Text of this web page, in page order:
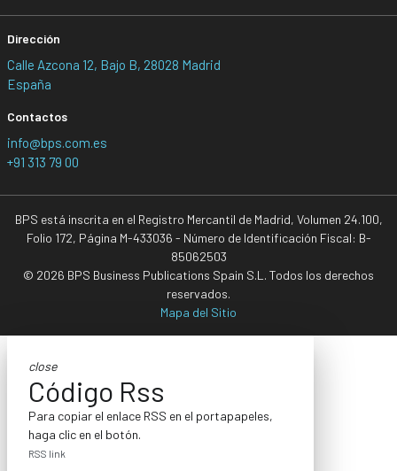
Dirección
Calle Azcona 12, Bajo B, 28028 Madrid
España
Contactos
info@bps.com.es
+91 313 79 00
BPS está inscrita en el Registro Mercantil de Madrid, Volumen 24.100,
Folio 172, Página M-433036 - Número de Identificación Fiscal: B-
85062503
© 2026 BPS Business Publications Spain S.L. Todos los derechos
reservados.
Mapa del Sitio
close
Código Rss
Para copiar el enlace RSS en el portapapeles,
haga clic en el botón.
RSS link